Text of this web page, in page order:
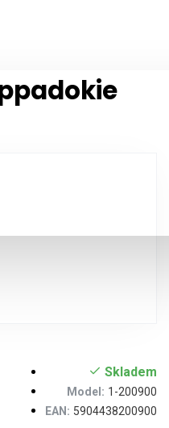
Skladem
Model: 1-200900
EAN: 5904438200900